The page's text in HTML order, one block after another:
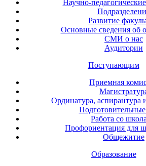
Научно-
Развитие
Основные сведения об
СМИ о нас
Аудитории
Поступающим
Приемная
Ординатура, аспирантура
Работа со
Профориентация для
Общежитие
Образование